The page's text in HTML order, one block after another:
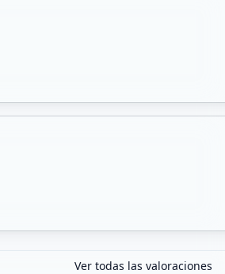
Ver todas las valoraciones